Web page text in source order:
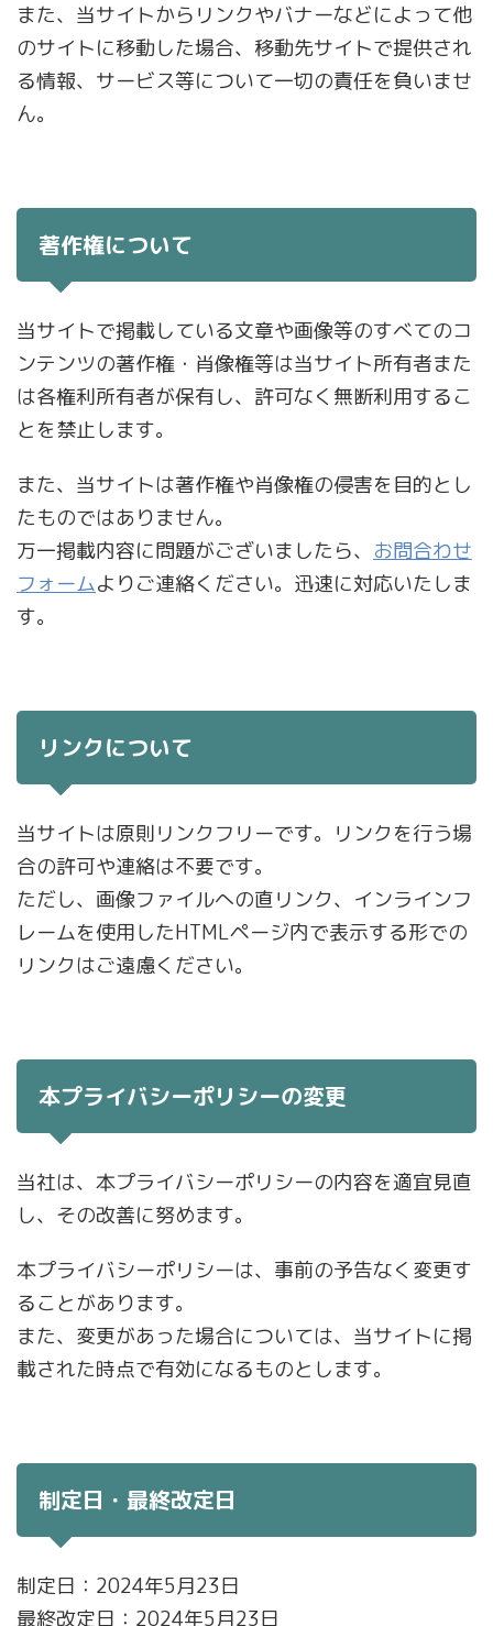
また、当サイトからリンクやバナーなどによって他
のサイトに移動した場合、移動先サイトで提供され
る情報、サービス等について一切の責任を負いませ
ん。
著作権について
当サイトで掲載している文章や画像等のすべてのコ
ンテンツの著作権・肖像権等は当サイト所有者また
は各権利所有者が保有し、許可なく無断利用するこ
とを禁止します。
また、当サイトは著作権や肖像権の侵害を目的とし
たものではありません。
万一掲載内容に問題がございましたら、 お問合わせ
フォームよりご連絡ください。迅速に対応いたしま
す。
リンクについて
当サイトは原則リンクフリーです。リンクを行う場
合の許可や連絡は不要です。
ただし、画像ファイルへの直リンク、インラインフ
レームを使用したHTMLページ内で表示する形での
リンクはご遠慮ください。
本プライバシーポリシーの変更
当社は、本プライバシーポリシーの内容を適宜見直
し、その改善に努めます。
本プライバシーポリシーは、事前の予告なく変更す
ることがあります。
また、変更があった場合については、当サイトに掲
載された時点で有効になるものとします。
制定日・最終改定日
制定日：2024年5月23日
最終改定日：2024年5月23日